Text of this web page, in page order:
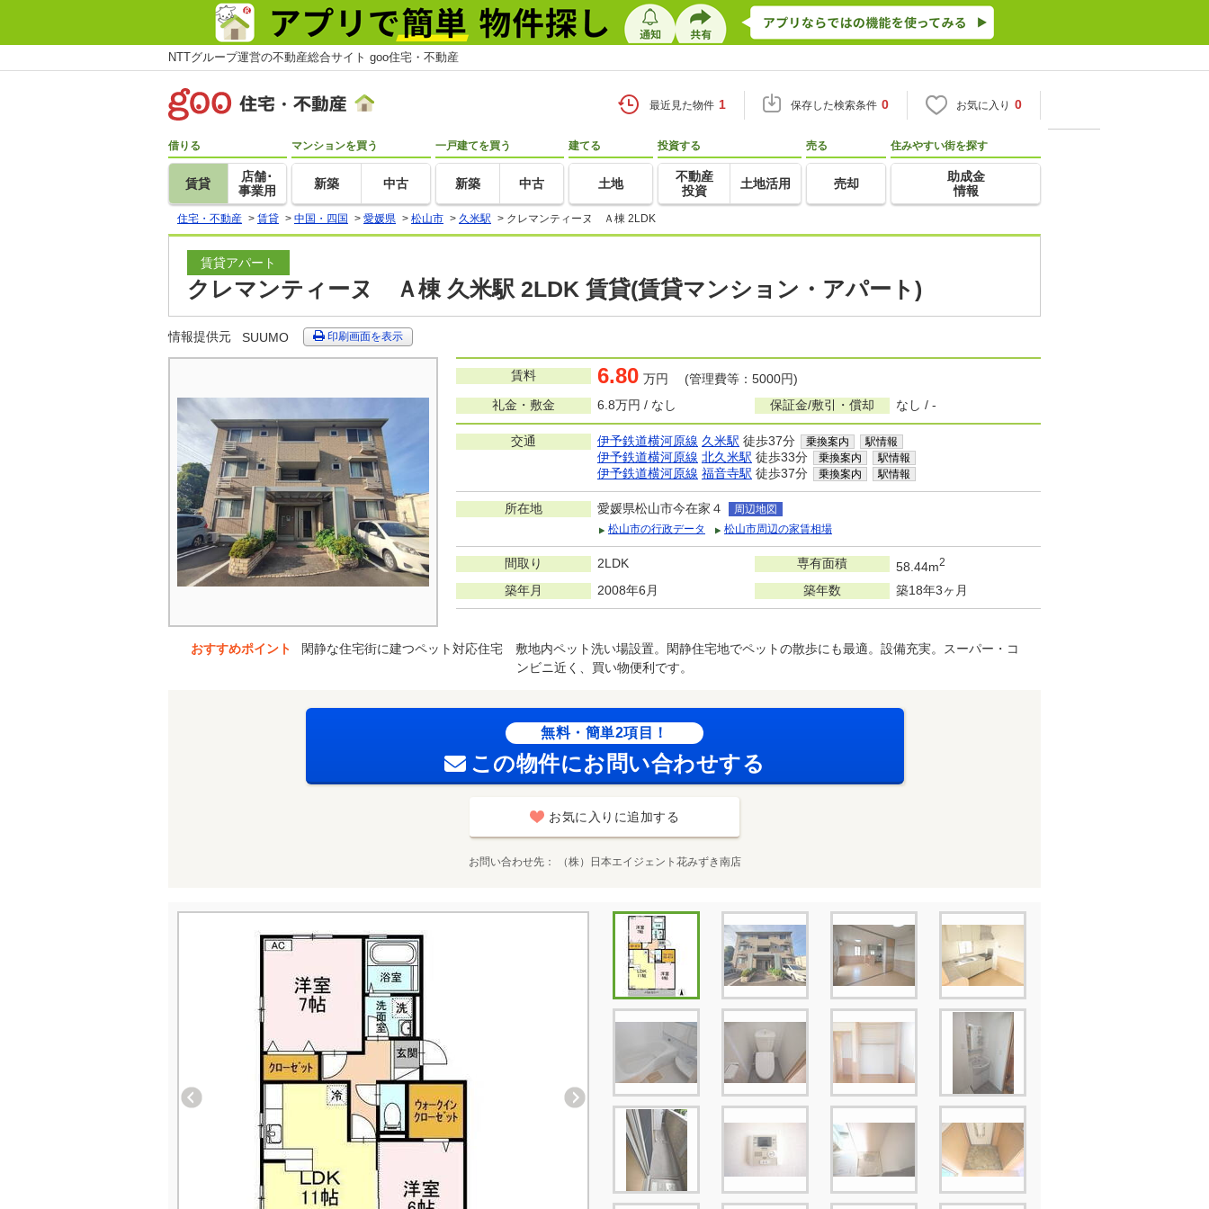
NTTグループ運営の不動産総合サイト goo住宅・不動産
最近見た物件 1 保存した検索条件 0 お気に入り 0
借りる
賃貸
店舗･
事業用
マンションを買う
新築 中古
一戸建てを買う
新築 中古
建てる
土地
投資する
不動産
投資
土地活用
売る
売却
住みやすい街を探す
助成金
情報
住宅・不動産 > 賃貸 > 中国・四国 > 愛媛県 > 松山市 > 久米駅 > クレマンティーヌ Ａ棟 2LDK
賃貸アパート
クレマンティーヌ Ａ棟 久米駅 2LDK 賃貸(賃貸マンション・アパート)
情報提供元 SUUMO 印刷画面を表示
賃料 6.80 万円 (管理費等：5000円)
礼金・敷金
6.8万円 / なし 保証金/敷引・償却 なし / -
交通 伊予鉄道横河原線 久米駅 徒歩37分 乗換案内 駅情報
伊予鉄道横河原線 北久米駅 徒歩33分 乗換案内 駅情報
伊予鉄道横河原線 福音寺駅 徒歩37分 乗換案内 駅情報
所在地 愛媛県松山市今在家４
周辺地図
松山市の行政データ
松山市周辺の家賃相場
間取り 2LDK 専有面積 58.44m2
築年月 2008年6月 築年数 築18年3ヶ月
おすすめポイント
閑静な住宅街に建つペット対応住宅 敷地内ペット洗い場設置。閑静住宅地でペットの散歩にも最適。設備充実。スーパー・コ
ンビニ近く、買い物便利です。
無料・簡単2項目！
この物件にお問い合わせする
お気に入りに追加する
お問い合わせ先 （株）日本エイジェント花みずき南店